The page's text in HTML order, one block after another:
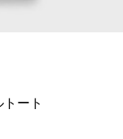
ート